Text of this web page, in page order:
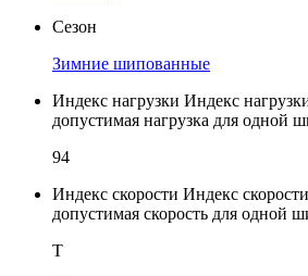
Сезон
Зимние шипованные
Индекс нагрузки Индекс
допустимая нагрузка для одной
94
Индекс скорости Индекс
допустимая скорость для одной
T